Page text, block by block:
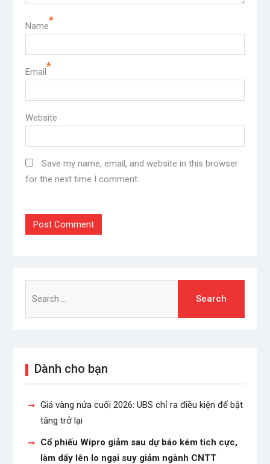
Name*
Email*
Website
Save my name, email, and website in this browser
for the next time I comment.
for:
Dành cho bạn
Giá vàng nửa cuối 2026: UBS chỉ ra điều kiện để bật
tăng trở lại
Cổ phiếu Wipro giảm sau dự báo kém tích cực,
làm dấy lên lo ngại suy giảm ngành CNTT